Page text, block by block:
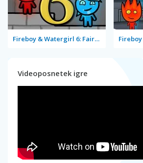
Fireboy & Watergirl 6: Fairy Tales
Videoposnetek igre